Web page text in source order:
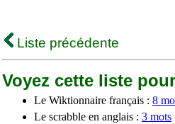
Liste précédente
Voyez cette liste
Le Wiktionnaire français : 8
Le scrabble en anglais : 3 mots